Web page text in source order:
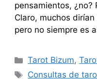
pensamientos, ¿no?
Claro, muchos
pero no siempre es
Categorías
Tarot Bizum,
Etiquetas
Consultas de